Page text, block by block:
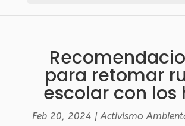
para retomar
escolar con los
Feb 20, 2024 |Activismo